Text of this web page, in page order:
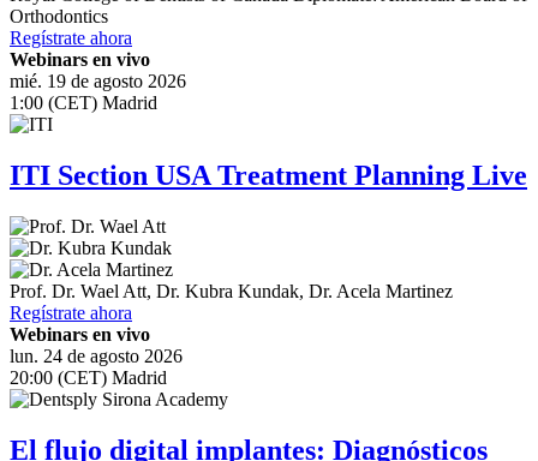
Orthodontics
Regístrate ahora
Webinars en vivo
mié. 19 de agosto 2026
1:00 (CET) Madrid
ITI Section USA Treatment Planning Live
Prof. Dr. Wael Att, Dr. Kubra Kundak, Dr. Acela Martinez
Regístrate ahora
Webinars en vivo
lun. 24 de agosto 2026
20:00 (CET) Madrid
El flujo digital implantes: Diagnósticos